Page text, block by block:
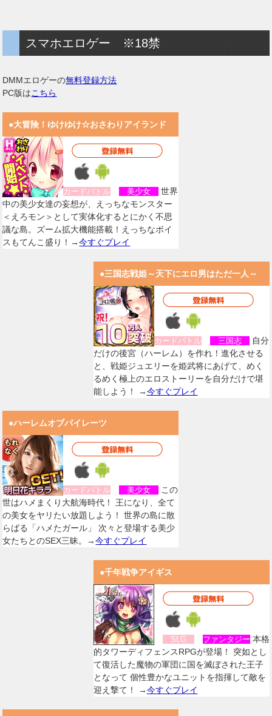
スマホエロゲー ※18禁
DMMエロゲーの無料登録方法
PC版はこちら
●大冒険！ゆけゆけ☆おさわりアイランド
カードバトル 美少女
世界
中の美少女達の妄想が、えっちなモンスター
＜えろモン＞として実体化するとにかく不思
議な島。ズーム拡大機能搭載！えっちなボイ
スもてんこ盛り！→今すぐプレイ
●三国志戦姫～天下にエロ男はただ一人～
カードバトル 三国志
自分
だけの後宮（ハーレム）を作れ！進化させる
と、戦姫ジュエリーを姫武将にあげて、めく
るめく極上のエロストーリーを自分だけで堪
能しよう！ →今すぐプレイ
●ハーレムオブパイレーツ
カードバトル 美少女
この
世はハメまくり大航海時代！ 王になり、全て
の美女をヤリたい放題しよう！ 世界の島に散
らばる「ハメたガール」 次々と登場する美少
女たちとのSEX三昧。→今すぐプレイ
●千年戦争アイギス
SLG ファンタジー 本格
的タワーディフェンスRPGが登場！ 突如とし
て復活した魔物の軍団に国を滅ぼされた王子
となって 個性豊かなユニットを指揮して敵を
迎え撃て！ →今すぐプレイ